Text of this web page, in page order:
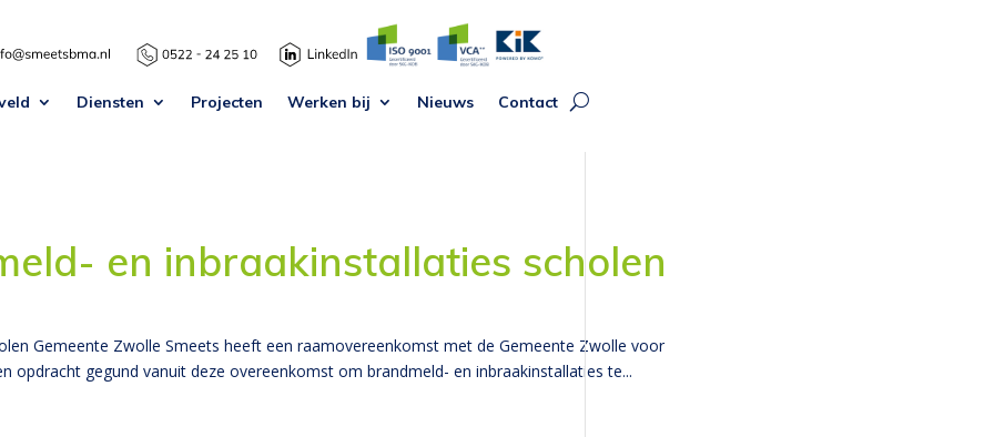
Diensten Projecten Werken bij Nieuws Contact
en inbraakinstallaties scholen
Gemeente Zwolle Smeets heeft een raamovereenkomst met de Gemeente Zwolle voor
opdracht gegund vanuit deze overeenkomst om brandmeld- en inbraakinstallaties te...